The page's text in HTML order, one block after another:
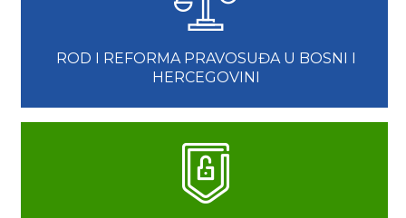
ROD I REFORMA PRAVOSUĐA U BOSNI I
HERCEGOVINI